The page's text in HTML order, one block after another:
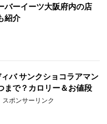
バーイーツ大阪府内の店
紹介
バ サンクショコラアマン
まで？カロリー＆お値段
スポンサーリンク